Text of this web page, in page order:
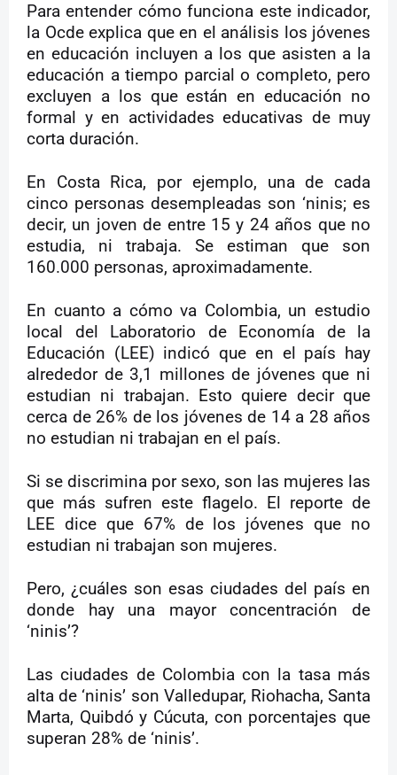
Para entender cómo funciona este indicador,
la Ocde explica que en el análisis los jóvenes
en educación incluyen a los que asisten a la
educación a tiempo parcial o completo, pero
excluyen a los que están en educación no
formal y en actividades educativas de muy
corta duración.
En Costa Rica, por ejemplo, una de cada
cinco personas desempleadas son ‘ninis; es
decir, un joven de entre 15 y 24 años que no
estudia, ni trabaja. Se estiman que son
160.000 personas, aproximadamente.
En cuanto a cómo va Colombia, un estudio
local del Laboratorio de Economía de la
Educación (LEE) indicó que en el país hay
alrededor de 3,1 millones de jóvenes que ni
estudian ni trabajan. Esto quiere decir que
cerca de 26% de los jóvenes de 14 a 28 años
no estudian ni trabajan en el país.
Si se discrimina por sexo, son las mujeres las
que más sufren este flagelo. El reporte de
LEE dice que 67% de los jóvenes que no
estudian ni trabajan son mujeres.
Pero, ¿cuáles son esas ciudades del país en
donde hay una mayor concentración de
‘ninis’?
Las ciudades de Colombia con la tasa más
alta de ‘ninis’ son Valledupar, Riohacha, Santa
Marta, Quibdó y Cúcuta, con porcentajes que
superan 28% de ‘ninis’.